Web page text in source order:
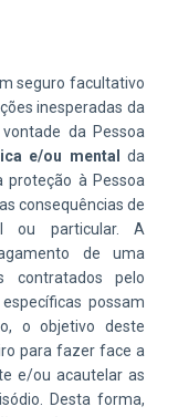
seguro facultativo
inesperadas da
da Pessoa
e/ou mental
da
proteção à Pessoa
consequências de
ou particular. A
de uma
contratados pelo
possam
o objetivo deste
para fazer face a
e/ou acautelar as
Desta forma,